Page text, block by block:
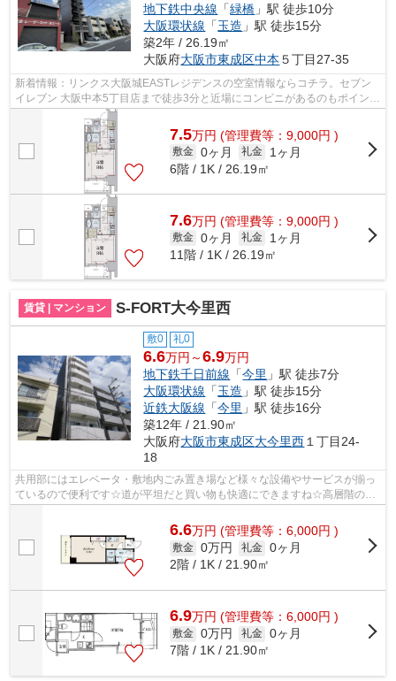
地下鉄中央線 「緑橋 」駅 徒歩10分
大阪環状線 「玉造 」駅 徒歩15分
築2年 / 26.19㎡
大阪府大阪市東成区中本 ５丁目27-35
新着情報：リンクス大阪城EASTレジデンスの空室情報ならコチラ。セブン
イレブン 大阪中本5丁目店まで徒歩3分と近場にコンビニがあるのもポイン
ト。共用部には敷地内ごみ置き場・エレベ...
7.5万円 (管理費等：9,000円 )
敷金 0ヶ月 礼金
1ヶ月
6階 / 1K / 26.19㎡
7.6万円 (管理費等：9,000円 )
敷金 0ヶ月 礼金
1ヶ月
11階 / 1K / 26.19㎡
賃貸 | マンション S-FORT大今里西
敷0 礼0
6.6万円～6.9万円
地下鉄千日前線 「今里 」駅 徒歩7分
大阪環状線 「玉造 」駅 徒歩15分
近鉄大阪線 「今里 」駅 徒歩16分
築12年 / 21.90㎡
大阪府大阪市東成区大今里西 １丁目24-
18
共用部にはエレベータ・敷地内ごみ置き場など様々な設備やサービスが揃っ
ているので便利です☆道が平坦だと買い物も快適にできますね☆高層階の物
件です☆外壁はタイル張りとなっていて、...
6.6万円 (管理費等：6,000円 )
敷金 0万円 礼金 0ヶ月
2階 / 1K / 21.90㎡
6.9万円 (管理費等：6,000円 )
敷金 0万円 礼金 0ヶ月
7階 / 1K / 21.90㎡